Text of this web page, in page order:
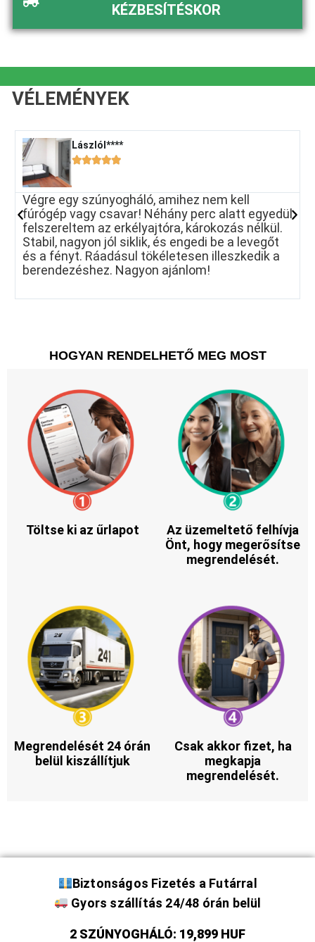
KÉZBESÍTÉSKOR
VÉLEMÉNYEK
LászlóI****​

Végre egy szúnyogháló, amihez nem kell
fúrógép vagy csavar! Néhány perc alatt egyedül
felszereltem az erkélyajtóra, károkozás nélkül.
Stabil, nagyon jól siklik, és engedi be a levegőt
és a fényt. Ráadásul tökéletesen illeszkedik a
berendezéshez. Nagyon ajánlom!
HOGYAN RENDELHETŐ MEG MOST
Töltse ki az űrlapot
Az üzemeltető felhívja
Önt, hogy megerősítse
megrendelését.
Megrendelését 24 órán
belül kiszállítjuk
Csak akkor fizet, ha
megkapja
megrendelését.
Biztonságos Fizetés a Futárral
Gyors szállítás 24/48 órán belül
2 SZÚNYOGHÁLÓ: 19,899 HUF